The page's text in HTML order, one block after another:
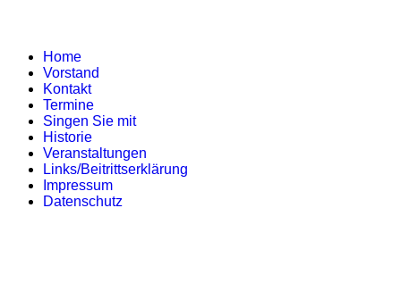
Home
Vorstand
Kontakt
Termine
Singen Sie mit
Historie
Veranstaltungen
Links/Beitrittserklärung
Impressum
Datenschutz